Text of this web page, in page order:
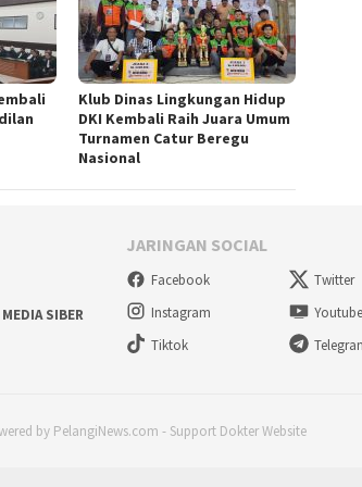
Klub Dinas Lingkungan Hidup
DKI Kembali Raih Juara Umum
Turnamen Catur Beregu
Nasional
SIBER
JARINGAN SOCIAL
Facebook Twitter
Instagram
Youtube
Tiktok
by PelangiNews.com - Support Dokter Website